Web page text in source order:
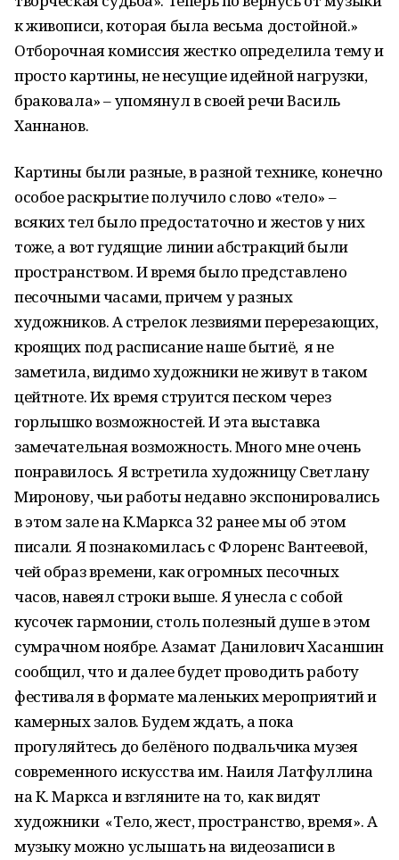
к живописи, которая была весьма достойной.»
Отборочная комиссия жестко определила тему и
просто картины, не несущие идейной нагрузки,
браковала» – упомянул в своей речи Василь
Ханнанов.
Картины были разные, в разной технике, конечно
особое раскрытие получило слово «тело» –
всяких тел было предостаточно и жестов у них
тоже, а вот гудящие линии абстракций были
пространством. И время было представлено
песочными часами, причем у разных
художников. А стрелок лезвиями перерезающих,
кроящих под расписание наше бытиё, я не
заметила, видимо художники не живут в таком
цейтноте. Их время струится песком через
горлышко возможностей. И эта выставка
замечательная возможность. Много мне очень
понравилось. Я встретила художницу Светлану
Миронову, чьи работы недавно экспонировались
в этом зале на К.Маркса 32 ранее мы об этом
писали. Я познакомилась с Флоренс Вантеевой,
чей образ времени, как огромных песочных
часов, навеял строки выше. Я унесла с собой
кусочек гармонии, столь полезный душе в этом
сумрачном ноябре. Азамат Данилович Хасаншин
сообщил, что и далее будет проводить работу
фестиваля в формате маленьких мероприятий и
камерных залов. Будем ждать, а пока
прогуляйтесь до белёного подвальчика музея
современного искусства им. Наиля Латфуллина
на К. Маркса и взгляните на то, как видят
художники «Тело, жест, пространство, время». А
музыку можно услышать на видеозаписи в